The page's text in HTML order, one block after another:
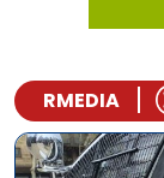
RMEDIA